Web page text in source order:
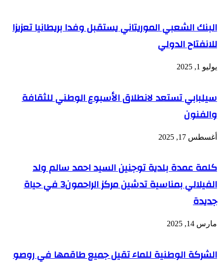
البنك الشعبي الموريتاني يستقبل وفدا بريطانيا تعزيزا
للانفتاح الدولي
يوليو 1, 2025
سيلبابي تستعد لانطلاق الأسبوع الوطني للثقافة
والفنون
أغسطس 17, 2025
كلمة عمدة بلدية توجنين السيد احمد سالم ولد
الفيلالي بمناسية تدشين مركز الراحمون3 في حياة
جديدة
مارس 14, 2025
الشركة الوطنية للماء تقيل جميع طاقمها في روصو